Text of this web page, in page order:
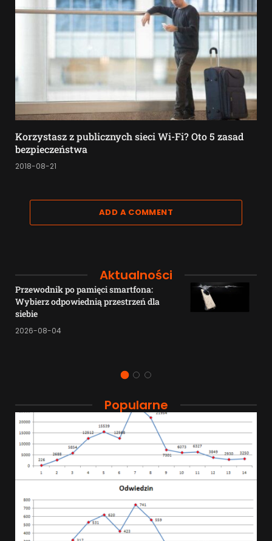
Korzystasz z publicznych sieci Wi-Fi? Oto 5 zasad
bezpieczeństwa
2018-08-21
ADD A COMMENT
Aktualności
Przewodnik po pamięci smartfona:
Wybierz odpowiednią przestrzeń dla
siebie
2026-08-04
Popularne